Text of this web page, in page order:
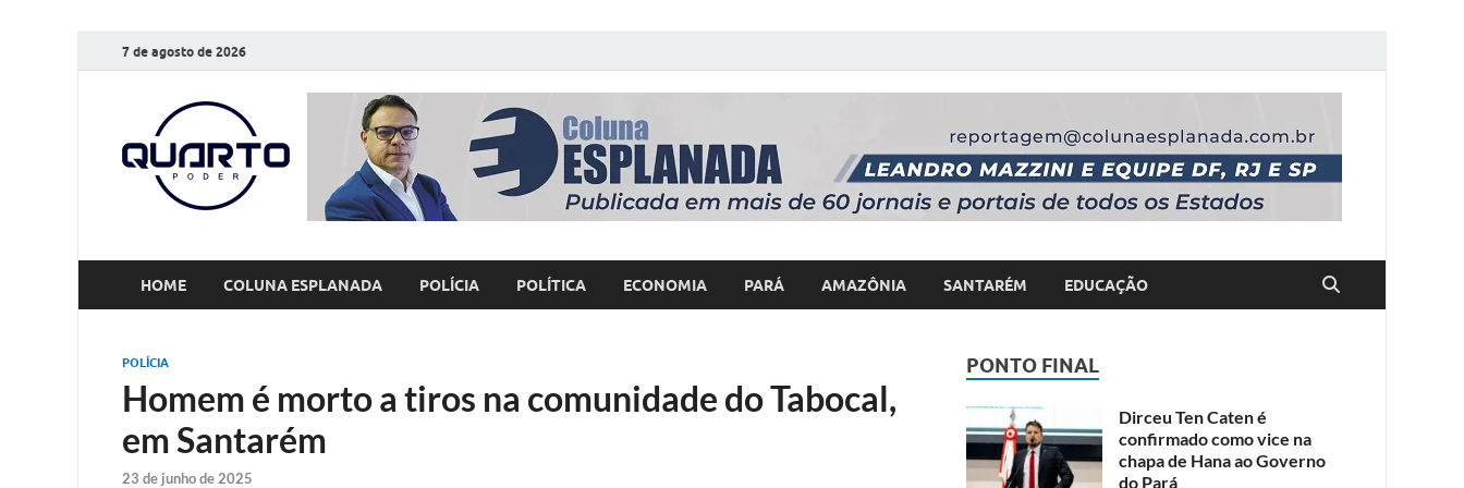
7 de agosto de 2026
O Quarto Poder
Notícias todos os dias
HOME COLUNA ESPLANADA POLÍCIA POLÍTICA ECONOMIA PARÁ AMAZÔNIA SANTARÉM EDUCAÇÃO
POLÍCIA
Homem é morto a tiros na comunidade do Tabocal,
em Santarém
23 de junho de 2025
PONTO FINAL
Dirceu Ten Caten é
confirmado como vice na
chapa de Hana ao Governo
do Pará